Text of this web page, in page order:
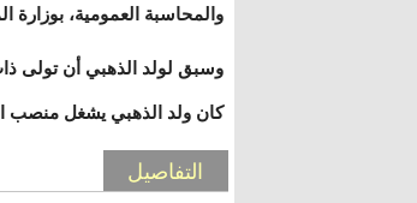
والمحاسبة العمومية، بوزارة
وسبق لولد الذهبي أن تولى
كان ولد الذهبي يشغل منصب
التفاصيل